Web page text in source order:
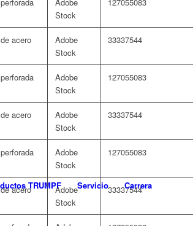
TRUMPF Servicio Carrera
Adobe
Stock
127055083
acero
Adobe
Stock
33337544
Adobe
Stock
127055083
acero
Adobe
Stock
33337544
Adobe
Stock
127055083
acero
Adobe
Stock
33337544